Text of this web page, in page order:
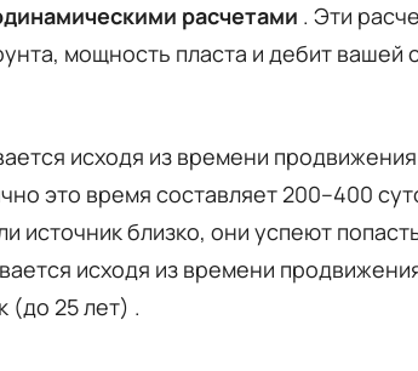
расчетами . Эти
мощность пласта и дебит вашей
исходя из времени
это время составляет 200–400
источник близко, они успеют
исходя из времени
(до 25 лет) .